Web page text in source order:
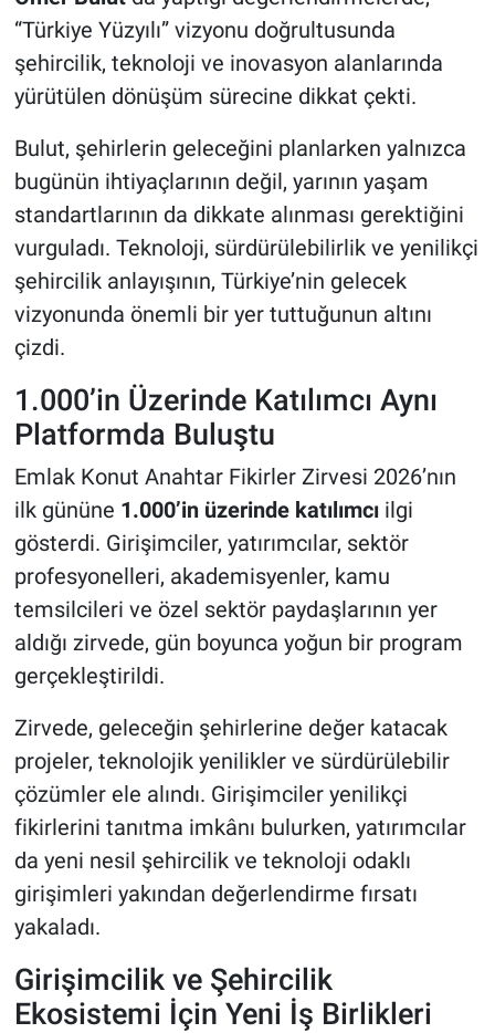
“Türkiye Yüzyılı” vizyonu doğrultusunda
şehircilik, teknoloji ve inovasyon alanlarında
yürütülen dönüşüm sürecine dikkat çekti.
Bulut, şehirlerin geleceğini planlarken yalnızca
bugünün ihtiyaçlarının değil, yarının yaşam
standartlarının da dikkate alınması gerektiğini
vurguladı. Teknoloji, sürdürülebilirlik ve yenilikçi
şehircilik anlayışının, Türkiye’nin gelecek
vizyonunda önemli bir yer tuttuğunun altını
çizdi.
1.000’in Üzerinde Katılımcı Aynı
Platformda Buluştu
Emlak Konut Anahtar Fikirler Zirvesi 2026’nın
ilk gününe 1.000’in üzerinde katılımcıilgi
gösterdi. Girişimciler, yatırımcılar, sektör
profesyonelleri, akademisyenler, kamu
temsilcileri ve özel sektör paydaşlarının yer
aldığı zirvede, gün boyunca yoğun bir program
gerçekleştirildi.
Zirvede, geleceğin şehirlerine değer katacak
projeler, teknolojik yenilikler ve sürdürülebilir
çözümler ele alındı. Girişimciler yenilikçi
fikirlerini tanıtma imkânı bulurken, yatırımcılar
da yeni nesil şehircilik ve teknoloji odaklı
girişimleri yakından değerlendirme fırsatı
yakaladı.
Girişimcilik ve Şehircilik
Ekosistemi İçin Yeni İş Birlikleri